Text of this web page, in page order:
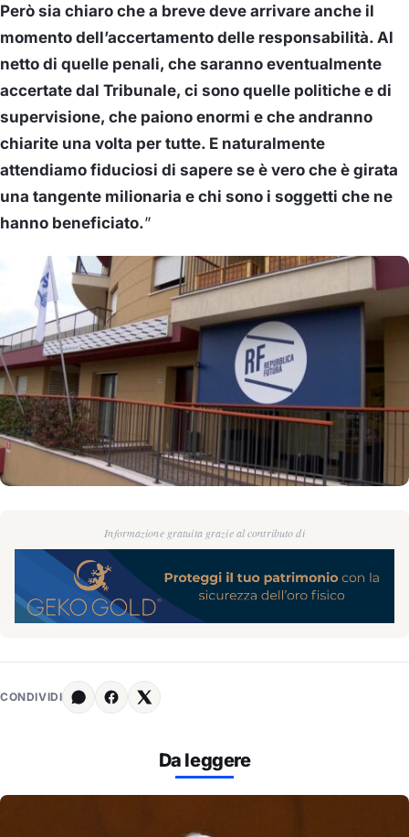
Però sia chiaro che a breve deve arrivare anche il
momento dell’accertamento delle responsabilità. Al
netto di quelle penali, che saranno eventualmente
accertate dal Tribunale, ci sono quelle politiche e di
supervisione, che paiono enormi e che andranno
chiarite una volta per tutte. E naturalmente
attendiamo fiduciosi di sapere se è vero che è girata
una tangente milionaria e chi sono i soggetti che ne
hanno beneficiato.”
Informazione gratuita grazie al contributo di
CONDIVIDI
Da leggere